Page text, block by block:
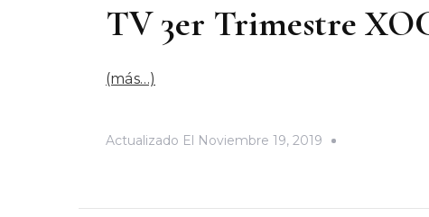
TV 3er Trimestre
(más…)
Actualizado El Noviembre 19, 2019